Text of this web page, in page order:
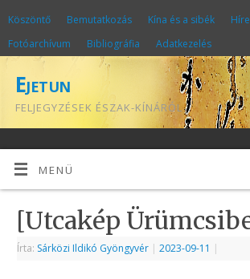
Köszöntő Bemutatkozás Kína és a sibék
Fotóarchívum
Bibliográfia Adatkezelés
Ejetun
FELJEGYZÉSEK ÉSZAK-KÍNÁRÓL
MENÜ
[Utcakép
Írta: Sárközi Ildikó Gyöngyvér | 2023-09-11 |